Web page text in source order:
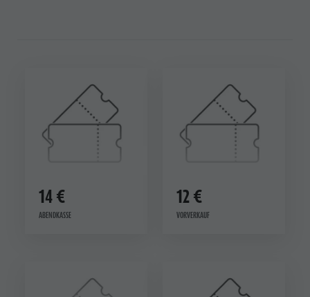
14 €
ABENDKASSE
12 €
VORVERKAUF